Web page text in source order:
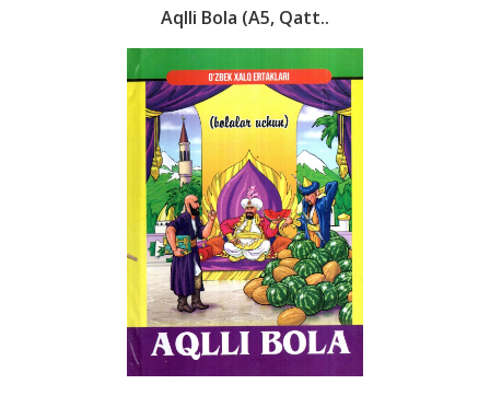
Aqlli Bola (А5, Qatt..